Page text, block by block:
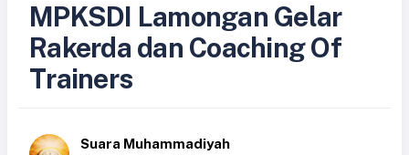
MPKSDI Lamongan Gelar
Rakerda dan Coaching Of
Trainers
Suara Muhammadiyah